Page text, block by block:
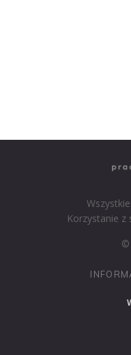
Korzystanie
©